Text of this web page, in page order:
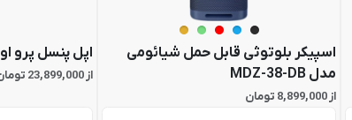
اسپیکر بلوتوثی قابل حمل شیائومی
مدل MDZ-38-DB
از 8,899,000 تومان
اپل پنسل پرو
از 23,899,000 تومان